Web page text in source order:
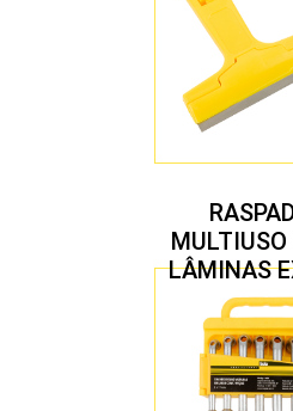
LÂMINAS